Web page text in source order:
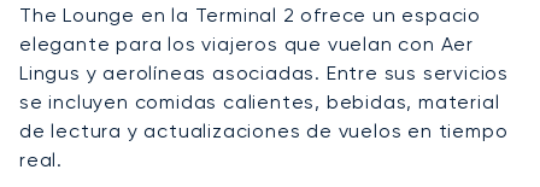
The Lounge en la Terminal 2 ofrece un espacio
elegante para los viajeros que vuelan con Aer
Lingus y aerolíneas asociadas. Entre sus servicios
se incluyen comidas calientes, bebidas, material
de lectura y actualizaciones de vuelos en tiempo
real.